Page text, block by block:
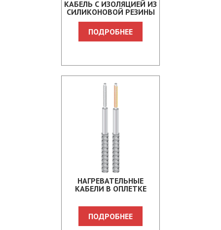
КАБЕЛЬ С ИЗОЛЯЦИЕЙ ИЗ
СИЛИКОНОВОЙ РЕЗИНЫ
ПОДРОБНЕЕ
НАГРЕВАТЕЛЬНЫЕ
КАБЕЛИ В ОПЛЕТКЕ
ПОДРОБНЕЕ